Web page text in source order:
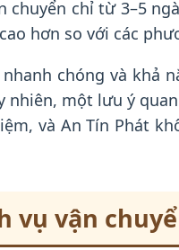
chỉ từ 3–5
hơn so với các
chóng và khả
nhiên, một lưu ý
và An Tín Phát
vụ vận